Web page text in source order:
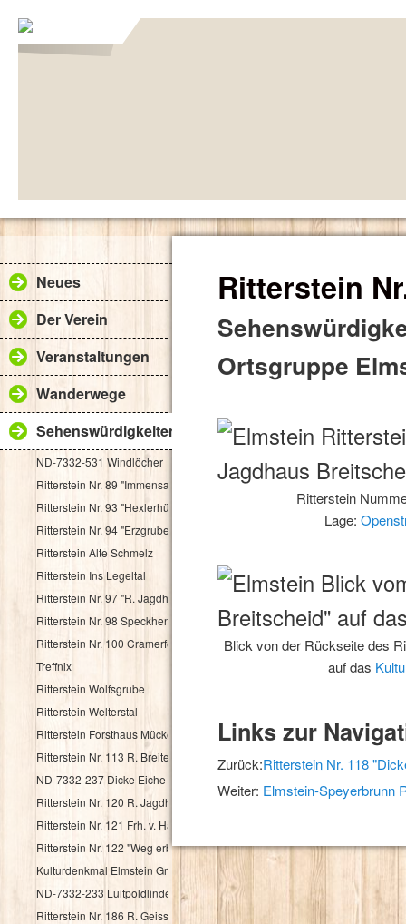
Neues
Der Verein
Veranstaltungen
Wanderwege
Sehenswürdigkeiten
ND-7332-531 Windlöcher
Ritterstein Nr. 89 "Immensack"
Ritterstein Nr. 93 "Hexlerhütte"
Ritterstein Nr. 94 "Erzgruben"
Ritterstein Alte Schmelz
Ritterstein Ins Legeltal
Ritterstein Nr. 97 "R. Jagdhaus"
Ritterstein Nr. 98 Speckhenrich
Ritterstein Nr. 100 Cramerfels
Treffnix
Ritterstein Wolfsgrube
Ritterstein Welterstal
Ritterstein Forsthaus Mückenwies
Ritterstein Nr. 113 R. Breitenstein 500 Schr.
ND-7332-237 Dicke Eiche
Ritterstein Nr. 120 R. Jagdhaus Breitscheid
Ritterstein Nr. 121 Frh. v. Haacke Holsriese
Ritterstein Nr. 122 "Weg erbaut Frh. v. Hacke 1737"
Kulturdenkmal Elmstein Grenzstein
ND-7332-233 Luitpoldlinde
Ritterstein Nr. 186 R. Geisskopferhof
Ritterstein
Ortsgruppe
Ritterstein
Lage:
Blick von der Rückseite des
auf das
Links zur
Zurück:Ritterstein Nr. 118
Weiter: Elmstein-Speyerbrunn